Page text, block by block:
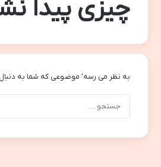
چیزی پیدا
به نظر می رسه’ موضوعی که شما به